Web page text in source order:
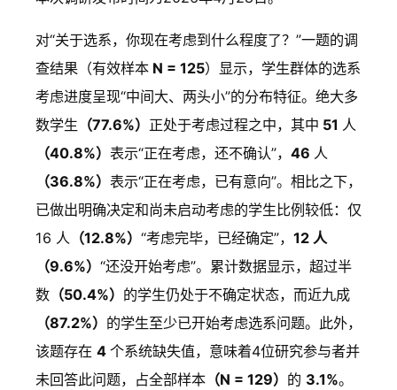
系
调
研
2
0
2
6
1
思
考
阶
段
还
没
开
始
考
虑
。
在
考
虑
，
还
没
确
认
正
在
考
虑
，
已
有
意
向
。
考
虑
完
毕
，
已
经
明
确
。
未
填
9.
3
%
3
9.
5
%
3
5.
7
%
1
2.
4
%
3.
1
%
对“关于选系，你现在考虑到什么程度了？”一题的调
查结果（有效样本 N = 125）显示，学生群体的选系
考虑进度呈现“中间大、两头小”的分布特征。绝大多
数学生 （77.6%） 正处于考虑过程之中，其中 51 人
（40.8%） 表示“正在考虑，还不确认”， 46 人
（36.8%） 表示“正在考虑，已有意向”。相比之下，
已做出明确决定和尚未启动考虑的学生比例较低：仅
16 人 （12.8%） “考虑完毕，已经确定”， 12 人
（9.6%） “还没开始考虑”。累计数据显示，超过半
数 （50.4%） 的学生仍处于不确定状态，而近九成
（87.2%） 的学生至少已开始考虑选系问题。此外，
该题存在 4 个系统缺失值，意味着4位研究参与者并
未回答此问题，占全部样本 （N = 129） 的 3.1%。